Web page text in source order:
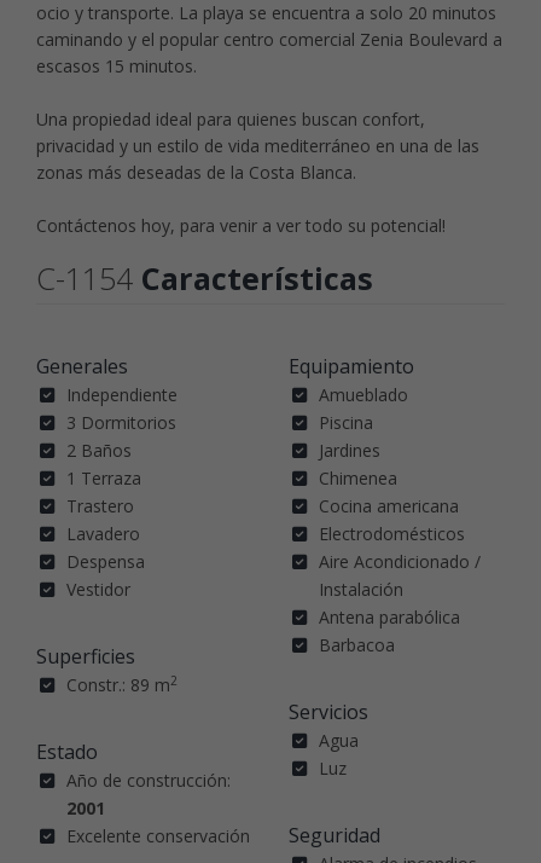
ocio y transporte. La playa se encuentra a solo 20 minutos
caminando y el popular centro comercial Zenia Boulevard a
escasos 15 minutos.
Una propiedad ideal para quienes buscan confort,
privacidad y un estilo de vida mediterráneo en una de las
zonas más deseadas de la Costa Blanca.
Contáctenos hoy, para venir a ver todo su potencial!
C-1154 Características
Generales
Independiente
3 Dormitorios
2 Baños
1 Terraza
Trastero
Lavadero
Despensa
Vestidor
Superficies
Constr.: 89 m2
Estado
Año de construcción:
2001
Excelente conservación
Equipamiento
Amueblado
Piscina
Jardines
Chimenea
Cocina americana
Electrodomésticos
Aire Acondicionado /
Instalación
Antena parabólica
Barbacoa
Servicios
Agua
Luz
Seguridad